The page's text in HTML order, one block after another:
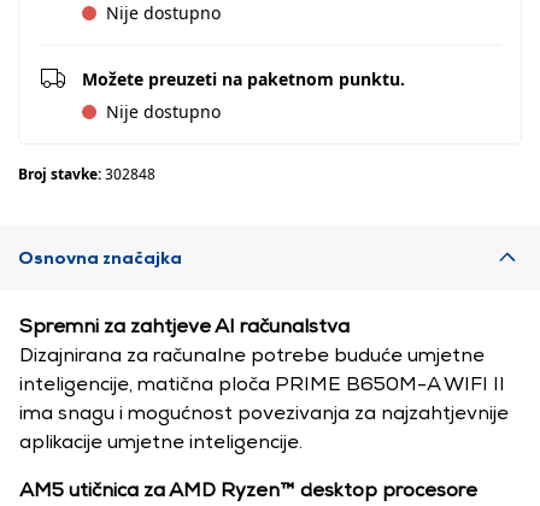
Nije dostupno
Možete preuzeti na paketnom punktu.
Nije dostupno
Broj stavke:302848
Osnovna značajka
Spremni za zahtjeve AI računalstva
Dizajnirana za računalne potrebe buduće umjetne
inteligencije, matična ploča PRIME B650M-A WIFI II
ima snagu i mogućnost povezivanja za najzahtjevnije
aplikacije umjetne inteligencije.
AM5 utičnica za AMD Ryzen™ desktop procesore